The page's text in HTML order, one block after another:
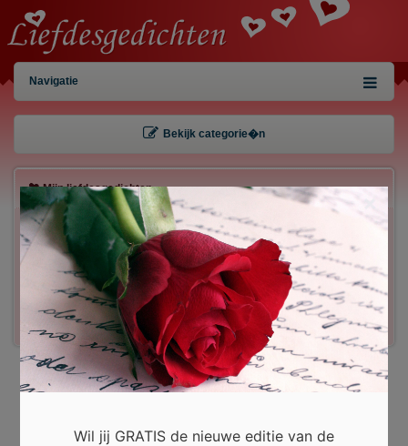
Navigatie
Bekijk categorie�n
Mijn liefdesgedichten
Gebruiker:
Wachtwoord:
Inloggen!
Registreren Gegevens kwijt?
Wil jij GRATIS de nieuwe editie van de